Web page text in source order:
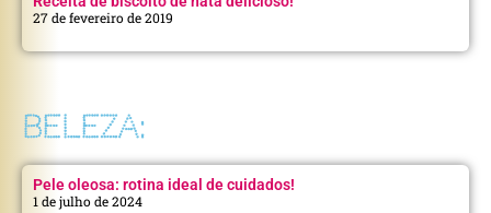
27 de fevereiro de 2019
BELEZA:
Pele oleosa: rotina ideal de cuidados!
1 de julho de 2024